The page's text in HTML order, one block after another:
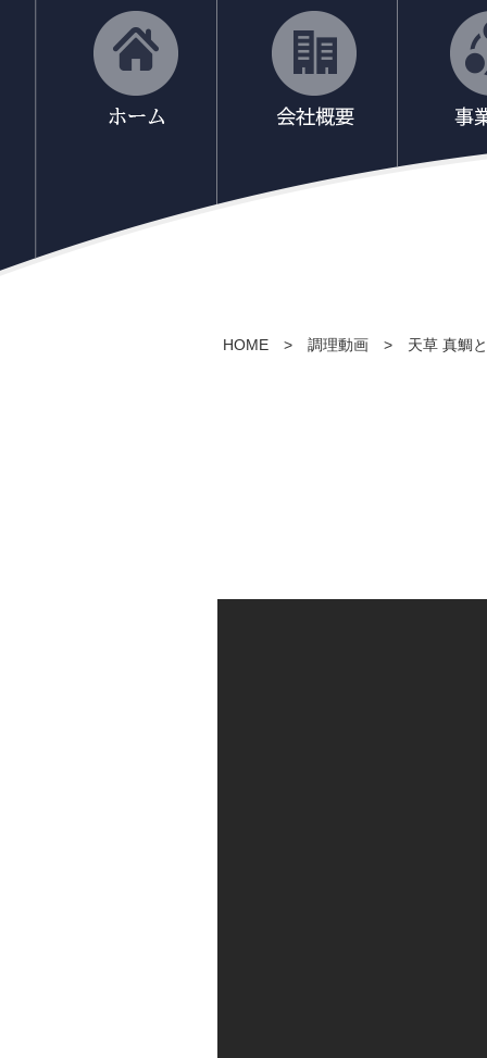
HOME > 調理動画 > 天草 真鯛